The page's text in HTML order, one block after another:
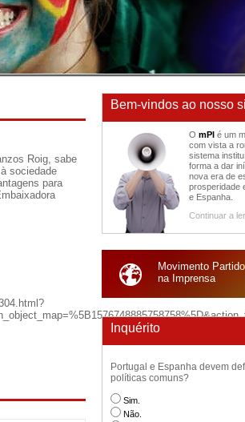
Roig, sabe
sociedade
para
Bem-vindos ao nosso
O mPI é um
com vista a
sistema
forma a dar
nova era de
prosperidade
e Espanha.
Continuar a
Movimento
na Imprensa
Inquérito
Portugal e Espanha devem
políticas comuns?
Sim.
Não.